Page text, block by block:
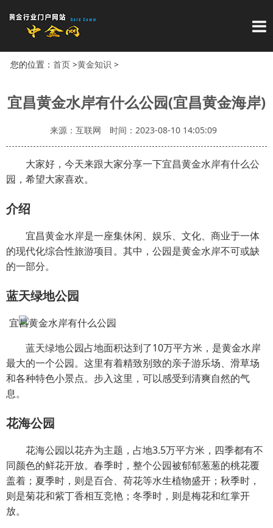
导
您的位置： 首页>黄金知识 >
宜昌黄金水岸有什么公园(宜昌黄金海岸)
来源：互联网 时间：2023-08-10 14:05:09
大家好，今天来跟大家分享一下宜昌黄金水岸有什么公
园，希望大家喜欢。
介绍
宜昌黄金水岸是一座集休闲、娱乐、文化、商业于一体
的现代化综合性旅游项目。其中，公园是黄金水岸不可或缺
的一部分。
蓝天绿地公园
蓝天绿地公园占地面积达到了10万平方米，是黄金水岸
最大的一个公园。这里有着精致别致的亲子游乐场、滑草场
和各种特色小景点。步入这里，可以感受到清爽自然的气
息。
花海公园
花海公园以花卉为主题，占地3.5万平方米，四季都有不
同颜色的鲜花开放。春季时，整个公园被郁郁葱葱的桃花覆
盖着；夏季时，则是百合、荷花等水生植物盛开；秋季时，
则是菊花和紫丁香相互竞艳；冬季时，则是梅花和红掌开
放。